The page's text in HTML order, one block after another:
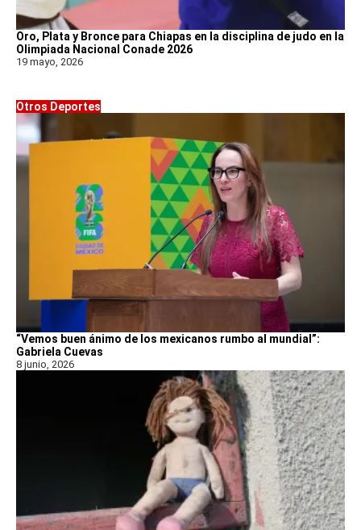
Oro, Plata y Bronce para Chiapas en la disciplina de judo en la
Olimpiada Nacional Conade 2026
19 mayo, 2026
Otros Deportes
“Vemos buen ánimo de los mexicanos rumbo al mundial”:
Gabriela Cuevas
8 junio, 2026